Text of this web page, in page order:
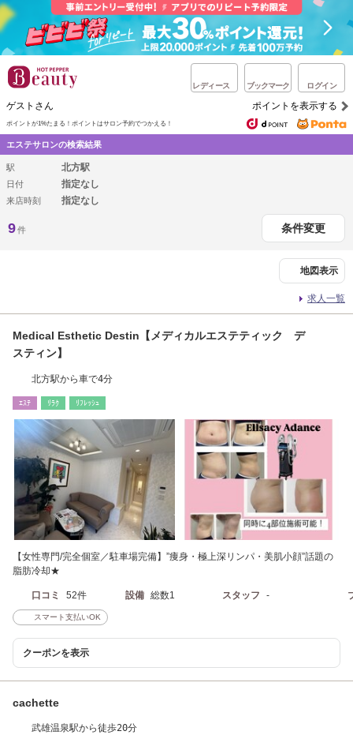
レディース ブックマーク ログイン
ゲストさん ポイントを表示する
ポイントが1%たまる！ ポイントはサロン予約でつかえる！
エステサロンの検索結果
駅 北方駅
日付 指定なし
来店時刻 指定なし
9件 条件変更
地図表示
求人一覧
Medical Esthetic Destin【メディカルエステティック デ
スティン】
北方駅から車で4分
ｴｽﾃ ﾘﾗｸ ﾘﾌﾚｯｼｭ
【女性専門/完全個室／駐車場完備】”痩身・極上深リンパ・美肌小顔”話題の
脂肪冷却★
口コミ 52件 設備 総数1 スタッフ -
スマート支払いOK
クーポンを表示
cachette
武雄温泉駅から徒歩20分